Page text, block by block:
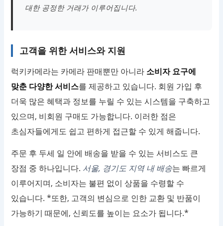
대한 공정한 거래가 이루어집니다.
고객을 위한 서비스와 지원
럭키카메라는 카메라 판매뿐만 아니라 소비자 요구에
맞춘 다양한 서비스를 제공하고 있습니다. 회원 가입 후
더욱 많은 혜택과 정보를 누릴 수 있는 시스템을 구축하고
있으며, 비회원 구매도 가능합니다. 이러한 점은
초심자들에게도 쉽고 편하게 접근할 수 있게 해줍니다.
주문 후 두세 일 안에 배송을 받을 수 있는 서비스도 큰
장점 중 하나입니다. 서울, 경기도 지역 내 배송는 빠르게
이루어지며, 소비자는 불편 없이 상품을 수령할 수
있습니다. *또한, 고객의 변심으로 인한 교환 및 반품이
가능하기 때문에, 신뢰도를 높이는 요소가 됩니다.*